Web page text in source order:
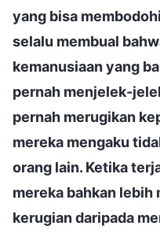
yang bisa
selalu membual
kemanusiaan yang
pernah menjelek-
pernah merugikan
mereka mengaku
orang lain. Ketika
mereka bahkan
kerugian daripada